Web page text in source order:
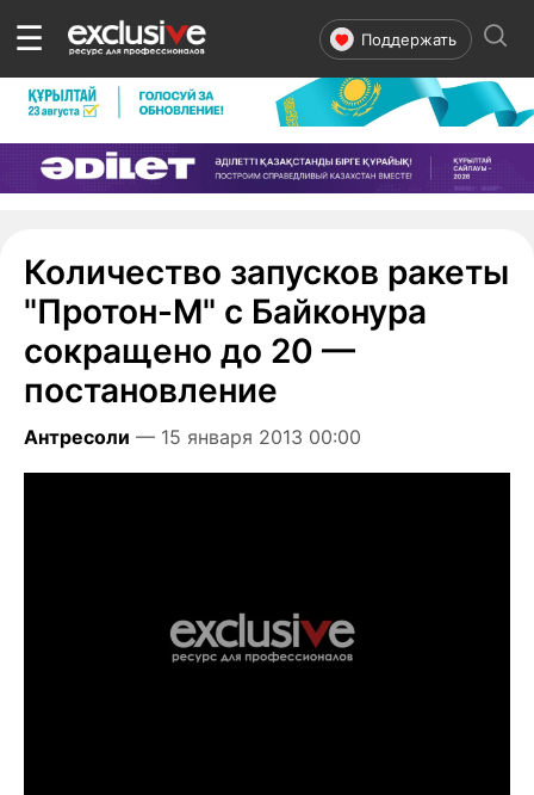
☰ Поддержать
Количество запусков ракеты
"Протон-М" с Байконура
сокращено до 20 —
постановление
Антресоли — 15 января 2013 00:00